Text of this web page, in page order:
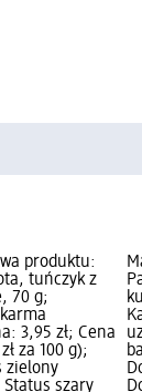
produktu:
tuńczyk z
70 g;
3,95 zł; Cena
za 100 g);
zielony
Status szary